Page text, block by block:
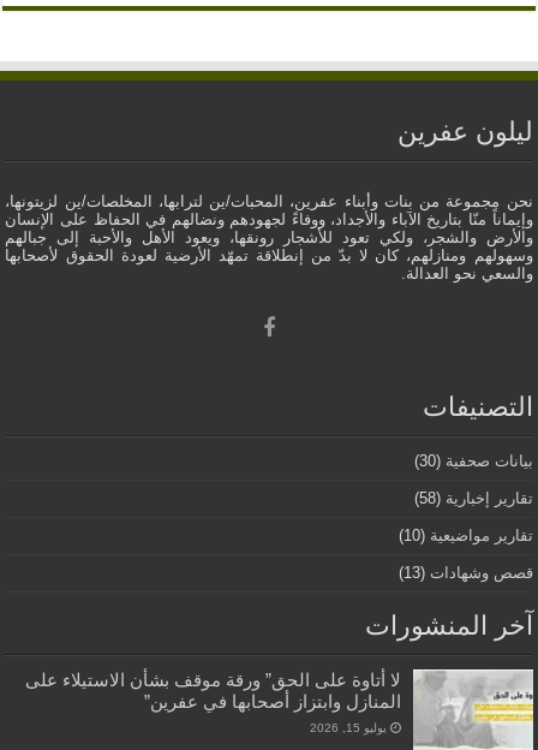
ليلون عفرين
نحن مجموعة من بنات وأبناء عفرين، المحبات/ين لترابها، المخلصات/ين لزيتونها،
وإيماناً منّا بتاريخ الآباء والأجداد، ووفاءً لجهودهم ونضالهم في الحفاظ على الإنسان
والأرض والشجر، ولكي تعود للأشجار رونقها، ويعود الأهل والأحبة إلى جبالهم
وسهولهم ومنازلهم، كان لا بدّ من إنطلاقة تمهّد الأرضية لعودة الحقوق لأصحابها
والسعي نحو العدالة.
التصنيفات
بيانات صحفية (30)
تقارير إخبارية (58)
تقارير مواضيعية (10)
قصص وشهادات (13)
آخر المنشورات
لا أتاوة على الحق” ورقة موقف بشأن الاستيلاء على
المنازل وابتزاز أصحابها في عفرين”
يوليو 15, 2026